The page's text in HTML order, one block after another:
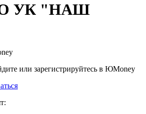
УК "НАШ
или зарегистрируйтесь в ЮMoney